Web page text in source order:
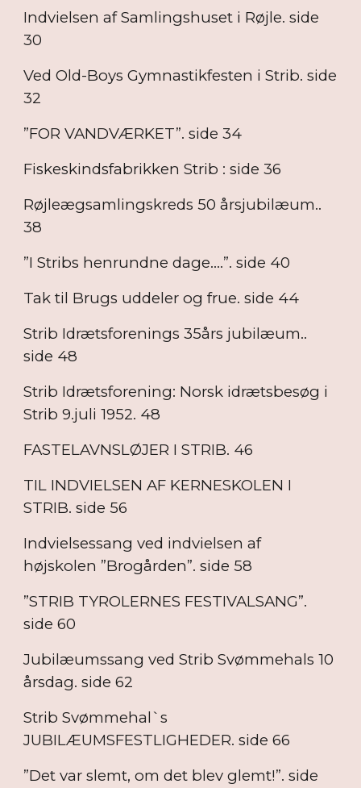
Indvielsen af Samlingshuset i Røjle. side
30
Ved Old-Boys Gymnastikfesten i Strib. side
32
”FOR VANDVÆRKET”. side 34
Fiskeskindsfabrikken Strib : side 36
Røjleægsamlingskreds 50 årsjubilæum..
38
”I Stribs henrundne dage….”. side 40
Tak til Brugs uddeler og frue. side 44
Strib Idrætsforenings 35års jubilæum..
side 48
Strib Idrætsforening: Norsk idrætsbesøg i
Strib 9.juli 1952. 48
FASTELAVNSLØJER I STRIB. 46
TIL INDVIELSEN AF KERNESKOLEN I
STRIB. side 56
Indvielsessang ved indvielsen af
højskolen ”Brogården”. side 58
”STRIB TYROLERNES FESTIVALSANG”.
side 60
Jubilæumssang ved Strib Svømmehals 10
årsdag. side 62
Strib Svømmehal`s
JUBILÆUMSFESTLIGHEDER. side 66
”Det var slemt, om det blev glemt!”. side